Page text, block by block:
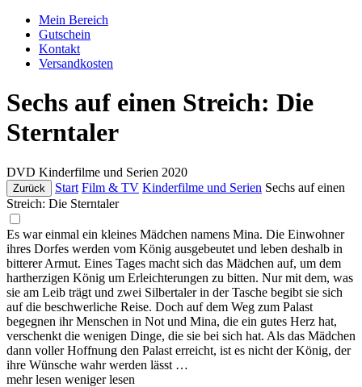
Mein Bereich
Gutschein
Kontakt
Versandkosten
Sechs auf einen Streich: Die
Sterntaler
DVD Kinderfilme und Serien 2020
Zurück Start Film & TV Kinderfilme und Serien Sechs auf einen
Streich: Die Sterntaler
Es war einmal ein kleines Mädchen namens Mina. Die Einwohner
ihres Dorfes werden vom König ausgebeutet und leben deshalb in
bitterer Armut. Eines Tages macht sich das Mädchen auf, um dem
hartherzigen König um Erleichterungen zu bitten. Nur mit dem, was
sie am Leib trägt und zwei Silbertaler in der Tasche begibt sie sich
auf die beschwerliche Reise. Doch auf dem Weg zum Palast
begegnen ihr Menschen in Not und Mina, die ein gutes Herz hat,
verschenkt die wenigen Dinge, die sie bei sich hat. Als das Mädchen
dann voller Hoffnung den Palast erreicht, ist es nicht der König, der
ihre Wünsche wahr werden lässt …
mehr lesen weniger lesen